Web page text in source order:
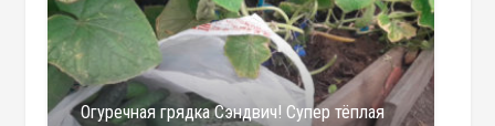
Огуречная грядка Сэндвич! Супер тёплая